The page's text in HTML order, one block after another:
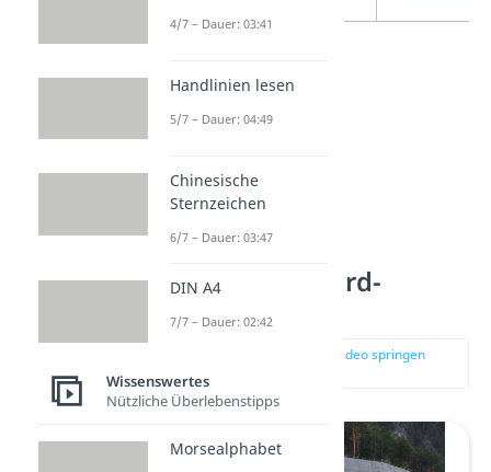
Platz 1: Gotthard-
Basistunnel
zur Stelle im Video springen
4/7 – Dauer: 03:41
Handlinien lesen
5/7 – Dauer: 04:49
Chinesische
Sternzeichen
6/7 – Dauer: 03:47
DIN A4
7/7 – Dauer: 02:42
Wissenswertes
Nützliche Überlebenstipps
Morsealphabet